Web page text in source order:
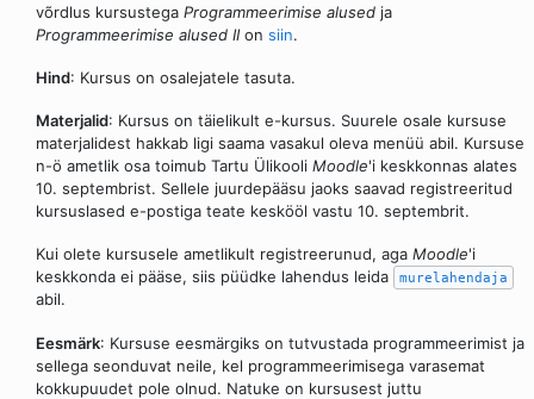
võrdlus kursustega Programmeerimise alused ja
Programmeerimise alused II on siin.
Hind: Kursus on osalejatele tasuta.
Materjalid: Kursus on täielikult e-kursus. Suurele osale kursuse
materjalidest hakkab ligi saama vasakul oleva menüü abil. Kursuse
n-ö ametlik osa toimub Tartu Ülikooli Moodle'i keskkonnas alates
10. septembrist. Sellele juurdepääsu jaoks saavad registreeritud
kursuslased e-postiga teate keskööl vastu 10. septembrit.
Kui olete kursusele ametlikult registreerunud, aga Moodle'i
keskkonda ei pääse, siis püüdke lahendus leida
murelahendaja
abil.
Eesmärk: Kursuse eesmärgiks on tutvustada programmeerimist ja
sellega seonduvat neile, kel programmeerimisega varasemat
kokkupuudet pole olnud. Natuke on kursusest juttu